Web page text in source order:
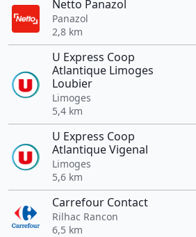
Netto Panazol
Panazol
2,8 km
U Express Coop
Atlantique Limoges
Loubier
Limoges
5,4 km
U Express Coop
Atlantique Vigenal
Limoges
5,6 km
Carrefour Contact
Rilhac Rancon
6,5 km